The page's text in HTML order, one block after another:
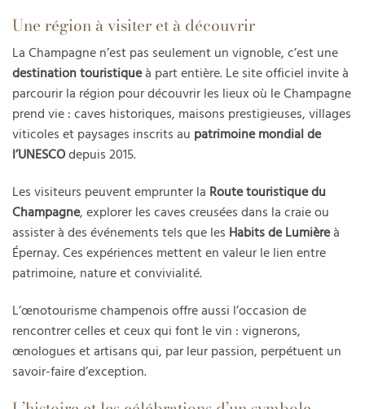
Une région à visiter et à découvrir
La Champagne n’est pas seulement un vignoble, c’est une
destination touristiqueà part entière. Le site officiel invite à
parcourir la région pour découvrir les lieux où le Champagne
prend vie : caves historiques, maisons prestigieuses, villages
viticoles et paysages inscrits au patrimoine mondial de
l’UNESCOdepuis 2015.
Les visiteurs peuvent emprunter la Route touristique du
Champagne, explorer les caves creusées dans la craie ou
assister à des événements tels que les Habits de Lumièreà
Épernay. Ces expériences mettent en valeur le lien entre
patrimoine, nature et convivialité.
L’œnotourisme champenois offre aussi l’occasion de
rencontrer celles et ceux qui font le vin : vignerons,
œnologues et artisans qui, par leur passion, perpétuent un
savoir-faire d’exception.